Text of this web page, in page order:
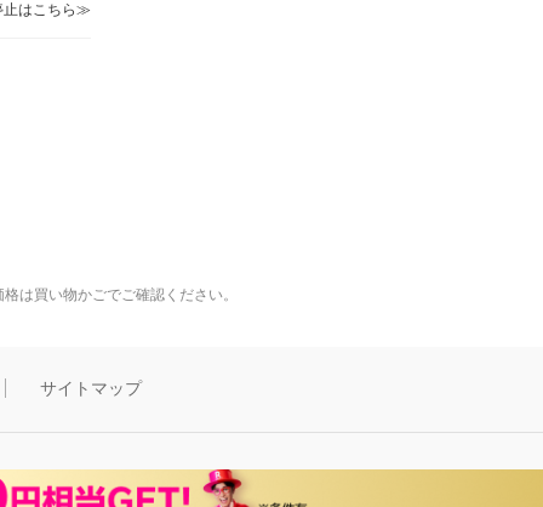
はこちら
は買い物かごでご確認ください。
サイトマップ